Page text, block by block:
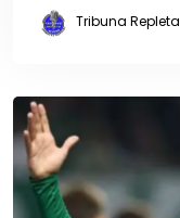
Tribuna Repleta